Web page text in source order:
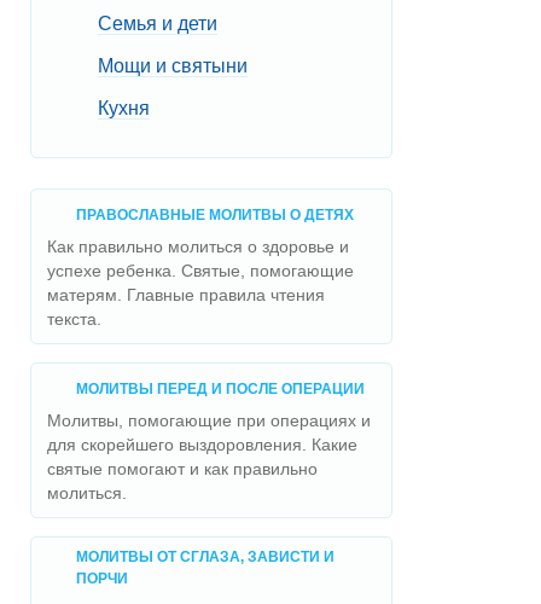
Семья и дети
Мощи и святыни
Кухня
ПРАВОСЛАВНЫЕ МОЛИТВЫ О ДЕТЯХ
Как правильно молиться о здоровье и
успехе ребенка. Святые, помогающие
матерям. Главные правила чтения
текста.
МОЛИТВЫ ПЕРЕД И ПОСЛЕ ОПЕРАЦИИ
Молитвы, помогающие при операциях и
для скорейшего выздоровления. Какие
святые помогают и как правильно
молиться.
МОЛИТВЫ ОТ СГЛАЗА, ЗАВИСТИ И
ПОРЧИ